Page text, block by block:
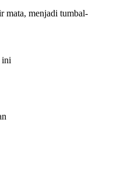
mata, menjadi tumbal-
ini